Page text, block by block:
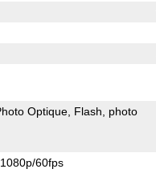
Optique Flash
photo
1080p/60fps